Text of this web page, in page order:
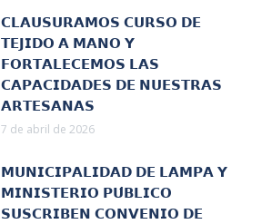
𝗖𝗟𝗔𝗨𝗦𝗨𝗥𝗔𝗠𝗢𝗦 𝗖𝗨𝗥𝗦𝗢 𝗗𝗘
𝗧𝗘𝗝𝗜𝗗𝗢 𝗔 𝗠𝗔𝗡𝗢 𝗬
𝗙𝗢𝗥𝗧𝗔𝗟𝗘𝗖𝗘𝗠𝗢𝗦 𝗟𝗔𝗦
𝗖𝗔𝗣𝗔𝗖𝗜𝗗𝗔𝗗𝗘𝗦 𝗗𝗘 𝗡𝗨𝗘𝗦𝗧𝗥𝗔𝗦
𝗔𝗥𝗧𝗘𝗦𝗔𝗡𝗔𝗦
7 de abril de 2026
𝗠𝗨𝗡𝗜𝗖𝗜𝗣𝗔𝗟𝗜𝗗𝗔𝗗 𝗗𝗘 𝗟𝗔𝗠𝗣𝗔 𝗬
𝗠𝗜𝗡𝗜𝗦𝗧𝗘𝗥𝗜𝗢 𝗣𝗨́𝗕𝗟𝗜𝗖𝗢
𝗦𝗨𝗦𝗖𝗥𝗜𝗕𝗘𝗡 𝗖𝗢𝗡𝗩𝗘𝗡𝗜𝗢 𝗗𝗘